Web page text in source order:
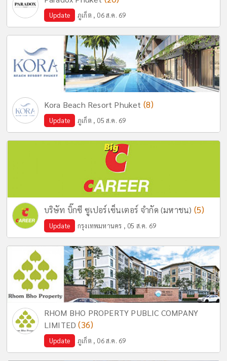
Update ภูเก็ต , 06 ส.ค. 69
Kora Beach Resort Phuket (8)
Update ภูเก็ต , 05 ส.ค. 69
บริษัท บิ๊กซี ซูเปอร์เซ็นเตอร์ จำกัด (มหาชน) (5)
Update กรุงเทพมหานคร , 05 ส.ค. 69
RHOM BHO PROPERTY PUBLIC COMPANY
LIMITED(36)
Update ภูเก็ต , 06 ส.ค. 69